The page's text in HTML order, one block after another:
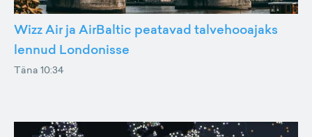
Wizz Air ja AirBaltic peatavad talvehooajaks
lennud Londonisse
Täna 10:34